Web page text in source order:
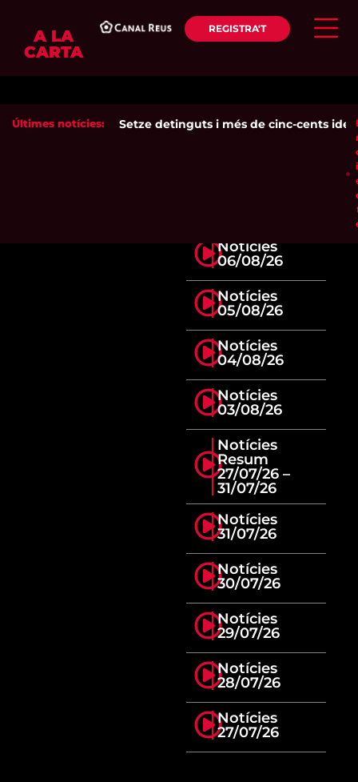
A LA
CARTA
REGISTRA'T
Últimes notícies: Setze detinguts i més de cinc-cents
Notícies
06/08/26
Notícies
05/08/26
Notícies
04/08/26
Notícies
03/08/26
Notícies
Resum
27/07/26 –
31/07/26
Notícies
31/07/26
Notícies
30/07/26
Notícies
29/07/26
Notícies
28/07/26
Notícies
27/07/26